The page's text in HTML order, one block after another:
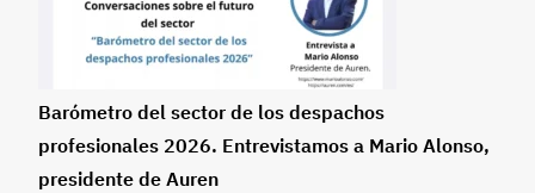
Barómetro del sector de los despachos
profesionales 2026. Entrevistamos a Mario Alonso,
presidente de Auren